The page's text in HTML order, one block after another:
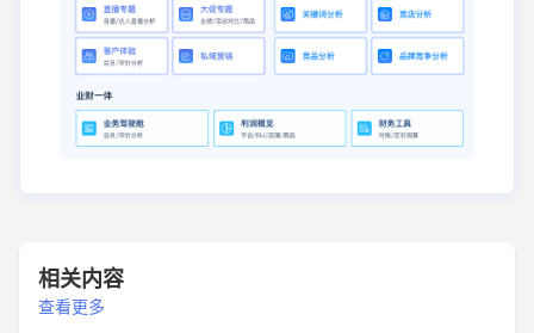
相关内容
查看更多